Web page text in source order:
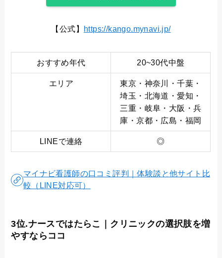
【公式】 https://kango.mynavi.jp/
おすすめ年代 20~30代中盤
エリア
東京・神奈川・千葉・
埼玉・北海道・愛知・
三重・岐阜・大阪・兵
庫・京都・広島・福岡
LINEで連絡 ◎
マイナビ看護師の口コミ評判｜体験談と他サイト比
較（LINE対応可）
3位.ナースではたらこ｜クリニックの選択肢を増
やすならココ